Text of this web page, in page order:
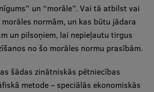
un “morāle”. Vai tā atbilst vai
normām, un kas būtu jādara
un pilsoņiem, lai nepieļautu tirgus
no šo morāles normu prasībām.
šādas zinātniskās pētniecības
metode – speciālās ekonomiskās